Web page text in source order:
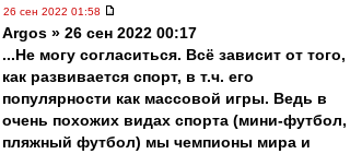
26 сен 2022 01:58
Argos » 26 сен 2022 00:17
...Не могу согласиться. Всё зависит от того,
как развивается спорт, в т.ч. его
популярности как массовой игры. Ведь в
очень похожих видах спорта (мини-футбол,
пляжный футбол) мы чемпионы мира и